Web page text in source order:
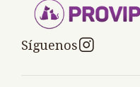
Síguenos